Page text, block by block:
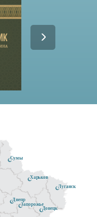
Сумы
Луганск
Донецк
Днепр
Запорожье
Харьков